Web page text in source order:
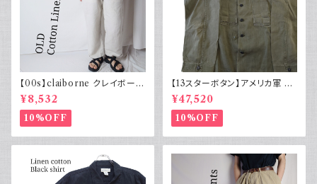
【00s】claiborne クレイボーン
リネンコットンパンツ ツータック
¥8,532
10%OFF
【13スターボタン】アメリカ軍 M
43 HBT ジャケット パッチ 軍物
実物
¥47,520
10%OFF